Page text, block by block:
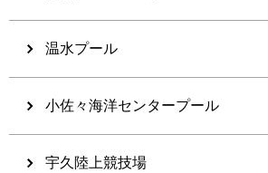
温水プール
小佐々海洋センタープール
宇久陸上競技場